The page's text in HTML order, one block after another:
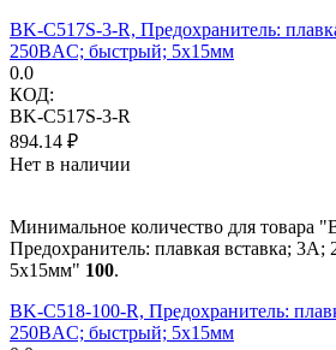
BK-C517S-3-R, Предохранитель:
250ВAC; быстрый; 5x15мм
0.0
КОД:
BK-C517S-3-R
894.14 ₽
Нет в наличии
Минимальное количество для товара
Предохранитель: плавкая вставка;
5x15мм" 100.
BK-C518-100-R, Предохранитель:
250ВAC; быстрый; 5x15мм